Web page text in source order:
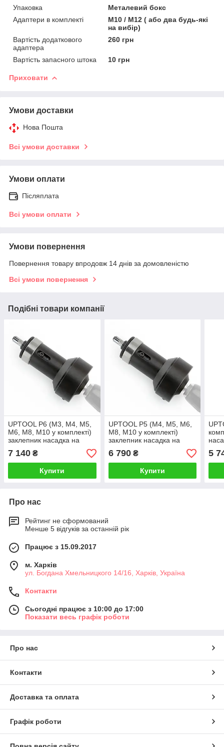
Упаковка
Металевий бокс
Адаптери в комплекті
М10 / М12 ( або два будь-які
на вибір)
Вартість додаткового
адаптера
260 грн
Вартість запасного штока 10 грн
Приховати
Умови доставки
Нова Пошта
Всі умови доставки
Умови оплати
Післяплата
Всі умови оплати
Умови повернення
Повернення товару впродовж 14 днів за домовленістю
Всі умови повернення
Подібні товари компанії
UPTOOL P6 (М3, М4, М5,
М6, М8, М10 у комплекті)
заклепник насадка на
шурупокрут M3-M12
7 140 ₴
Купити
UPTOOL P5 (М4, М5, М6,
М8, М10 у комплекті)
заклепник насадка на
шурупокрут M3-M12
6 790₴
Купити
M3-
5
Про нас
Рейтинг не сформований
Менше 5 відгуків за останній рік
Працює з 15.09.2017
м. Харків
ул. Богдана Хмельницкого 14/16, Харків, Україна
Контакти
Сьогодні працює з 10:00 до 17:00
Показати весь графік роботи
Про нас
Контакти
Доставка та оплата
Графік роботи